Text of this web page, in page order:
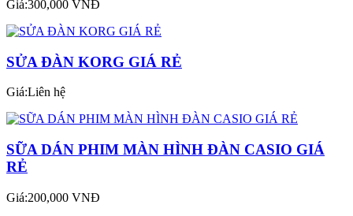
Giá:300,000 VNĐ
SỬA ĐÀN KORG GIÁ RẺ
Giá:Liên hệ
SỮA DÁN PHIM MÀN HÌNH ĐÀN CASIO GIÁ
RẺ
Giá:200,000 VNĐ